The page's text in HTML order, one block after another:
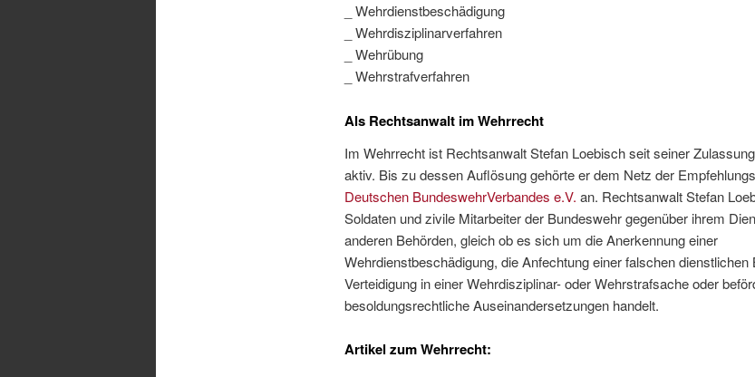
_ Wehrdienstbeschädigung
_ Wehrdisziplinarverfahren
_ Wehrübung
_ Wehrstrafverfahren
Als Rechtsanwalt im Wehrrecht
Im Wehrrecht ist Rechtsanwalt Stefan Loebisch seit seiner
aktiv. Bis zu dessen Auflösung gehörte er dem Netz der
Deutschen BundeswehrVerbandes e.V. an. Rechtsanwalt Stefan
Soldaten und zivile Mitarbeiter der Bundeswehr gegenüber ihrem
anderen Behörden, gleich ob es sich um die Anerkennung einer
Wehrdienstbeschädigung, die Anfechtung einer falschen dienstlichen
Verteidigung in einer Wehrdisziplinar- oder Wehrstrafsache oder
besoldungsrechtliche Auseinandersetzungen handelt.
Artikel zum Wehrrecht: